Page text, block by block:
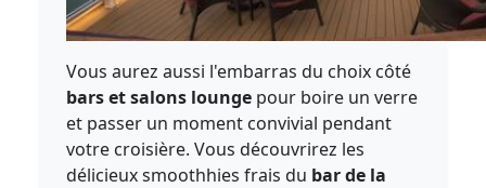
Vous aurez aussi l'embarras du choix côté
bars et salons lounge pour boire un verre
et passer un moment convivial pendant
votre croisière. Vous découvrirez les
délicieux smoothhies frais du bar de la